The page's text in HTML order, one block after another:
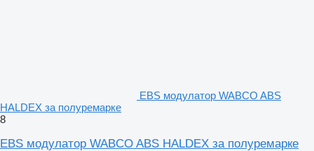
EBS модулатор WABCO ABS
HALDEX за полуремарке
8
EBS модулатор WABCO ABS HALDEX за полуремарке